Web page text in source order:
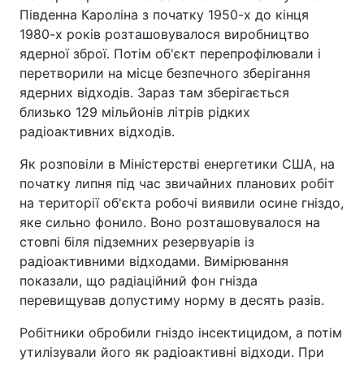
Південна Кароліна з початку 1950-х до кінця
1980-х років розташовувалося виробництво
ядерної зброї. Потім об'єкт перепрофілювали і
перетворили на місце безпечного зберігання
ядерних відходів. Зараз там зберігається
близько 129 мільйонів літрів рідких
радіоактивних відходів.
Як розповіли в Міністерстві енергетики США, на
початку липня під час звичайних планових робіт
на території об'єкта робочі виявили осине гніздо,
яке сильно фонило. Воно розташовувалося на
стовпі біля підземних резервуарів із
радіоактивними відходами. Вимірювання
показали, що радіаційний фон гнізда
перевищував допустиму норму в десять разів.
Робітники обробили гніздо інсектицидом, а потім
утилізували його як радіоактивні відходи. При